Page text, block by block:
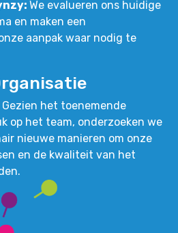
We evalueren ons huidige
en maken een
aanpak waar nodig te
Gezien het toenemende
op het team, onderzoeken we
nieuwe manieren om onze
en de kwaliteit van het